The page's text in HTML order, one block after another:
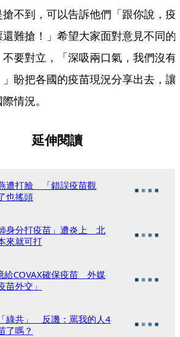
不到，可以告訴他們「跟你說，疫
難搶！」希望大家面對意見不同的
要對立，「深吸兩口氣，我們沒有
盼把各國的疫苗現況分享出去，讓
情況。
延伸閱讀
遭打臉 「錯誤疫苗觀
也搖頭
身分打疫苗」遭炎上 北
來就可打
給COVAX確保疫苗 外媒
外交」
綠共」 反譏：罵我的人4
了嗎？